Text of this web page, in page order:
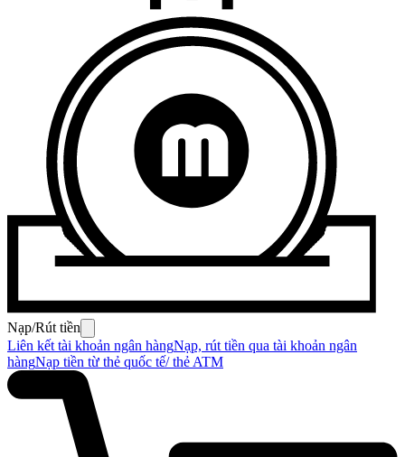
Nạp/Rút tiền
Liên kết tài khoản ngân hàngNạp, rút tiền qua tài khoản ngân
hàngNạp tiền từ thẻ quốc tế/ thẻ ATM